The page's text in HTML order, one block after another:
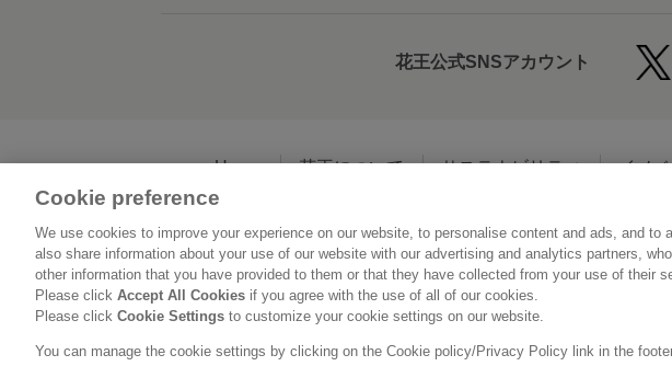
花王公式SNSアカウント
Home 花王について サステナビリティ イノ
利用規約 花王のアクセシビリティ 個人
Cookie preference
We use cookies to improve your experience on our website, to personalise content and ads, and to
also share information about your use of our website with our advertising and analytics partners,
other information that you have provided to them or that they have collected from your use of their
Please click Accept All Cookies if you agree with the use of all of our cookies.
Please click Cookie Settings to customize your cookie settings on our website.
You can manage the cookie settings by clicking on the Cookie policy/Privacy Policy link in the